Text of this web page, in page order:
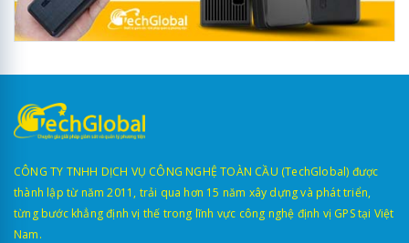
CÔNG TY TNHH DỊCH VỤ CÔNG NGHỆ TOÀN CẦU (TechGlobal) được
thành lập từ năm 2011, trải qua hơn 15 năm xây dựng và phát triển,
từng bước khẳng định vị thế trong lĩnh vực công nghệ định vị GPS tại Việt
Nam.